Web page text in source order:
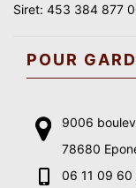
Siret: 453 384 877
POUR
9006
78680
06 11 09 60